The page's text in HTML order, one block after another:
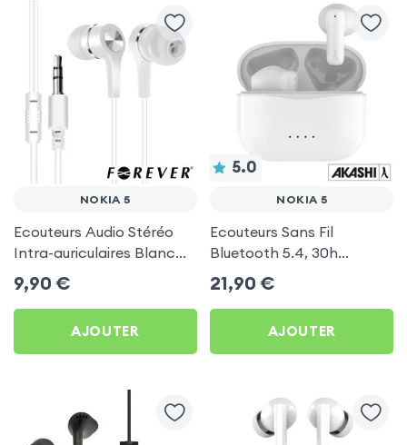
NOKIA 5
Ecouteurs Audio Stéréo
Intra-auriculaires Blanc
by Forever pour Nokia 5
9,90 €
AJOUTER
5.0
NOKIA 5
Ecouteurs Sans Fil
Bluetooth 5.4, 30h
d'autonomie, Son Stéréo,
Akashi - Blanc pour Nokia
5
21,90 €
AJOUTER